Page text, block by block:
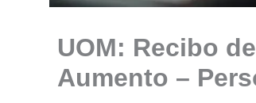
UOM: Recibo
Aumento –